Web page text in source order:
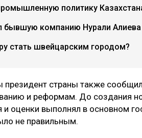
политику
бывшую компанию Нурали Алиева
стать швейцарским городом?
президент страны также
и реформам. До создания
и оценки выполнял в основном
не правильным.